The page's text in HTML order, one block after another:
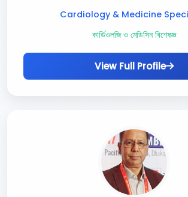
Cardiology & Medicine
কার্ডিওলজি ও মেডিসিন বিশেষজ্ঞ
View Full Profile